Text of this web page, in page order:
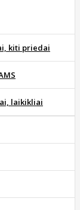
kiti priedai
laikikliai